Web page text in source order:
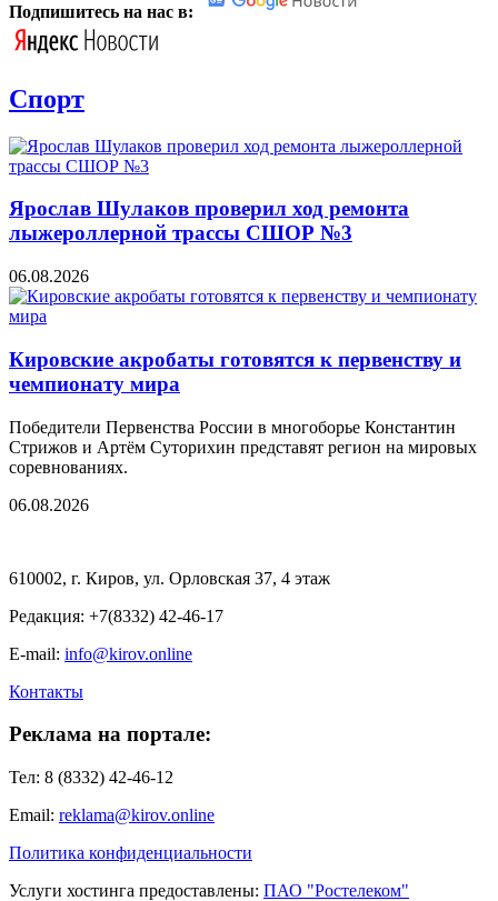
Подпишитесь на нас в:
Спорт
Ярослав Шулаков проверил ход ремонта
лыжероллерной трассы СШОР №3
06.08.2026
Кировские акробаты готовятся к первенству и
чемпионату мира
Победители Первенства России в многоборье Константин
Стрижов и Артём Суторихин представят регион на мировых
соревнованиях.
06.08.2026
610002, г. Киров, ул. Орловская 37, 4 этаж
Редакция: +7(8332) 42-46-17
E-mail: info@kirov.online
Контакты
Реклама на портале:
Тел: 8 (8332) 42-46-12
Email: reklama@kirov.online
Политика конфиденциальности
Услуги хостинга предоставлены: ПАО "Ростелеком"